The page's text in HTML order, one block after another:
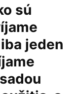
sú
jeden